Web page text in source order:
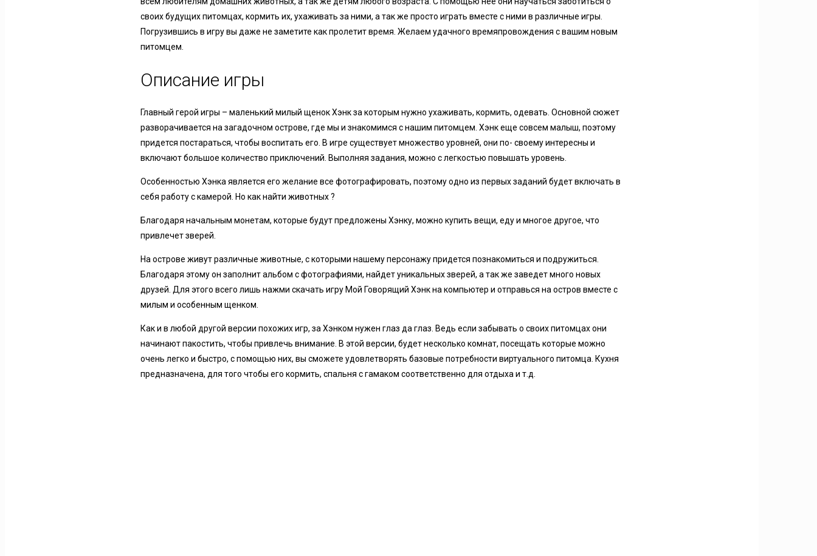
своих будущих питомцах, кормить их, ухаживать за ними, а так же просто играть вместе с ними в различные игры.
Погрузившись в игру вы даже не заметите как пролетит время. Желаем удачного времяпровождения с вашим новым
питомцем.
Описание игры
Главный герой игры – маленький милый щенок Хэнк за которым нужно ухаживать, кормить, одевать. Основной сюжет
разворачивается на загадочном острове, где мы и знакомимся с нашим питомцем. Хэнк еще совсем малыш, поэтому
придется постараться, чтобы воспитать его. В игре существует множество уровней, они по- своему интересны и
включают большое количество приключений. Выполняя задания, можно с легкостью повышать уровень.
Особенностью Хэнка является его желание все фотографировать, поэтому одно из первых заданий будет включать в
себя работу с камерой. Но как найти животных ?
Благодаря начальным монетам, которые будут предложены Хэнку, можно купить вещи, еду и многое другое, что
привлечет зверей.
На острове живут различные животные, с которыми нашему персонажу придется познакомиться и подружиться.
Благодаря этому он заполнит альбом с фотографиями, найдет уникальных зверей, а так же заведет много новых
друзей. Для этого всего лишь нажми скачать игру Мой Говорящий Хэнк на компьютер и отправься на остров вместе с
милым и особенным щенком.
Как и в любой другой версии похожих игр, за Хэнком нужен глаз да глаз. Ведь если забывать о своих питомцах они
начинают пакостить, чтобы привлечь внимание. В этой версии, будет несколько комнат, посещать которые можно
очень легко и быстро, с помощью них, вы сможете удовлетворять базовые потребности виртуального питомца. Кухня
предназначена, для того чтобы его кормить, спальня с гамаком соответственно для отдыха и т.д.